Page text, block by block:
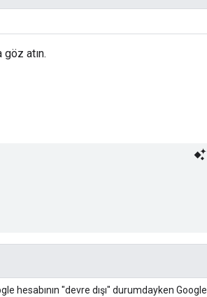
göz atın.
hesabının "devre dışı" durumdayken Google